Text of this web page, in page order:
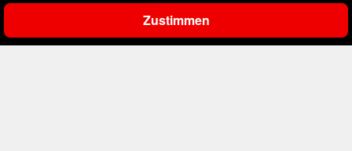
Ergebnisse filtern
Zustimmen